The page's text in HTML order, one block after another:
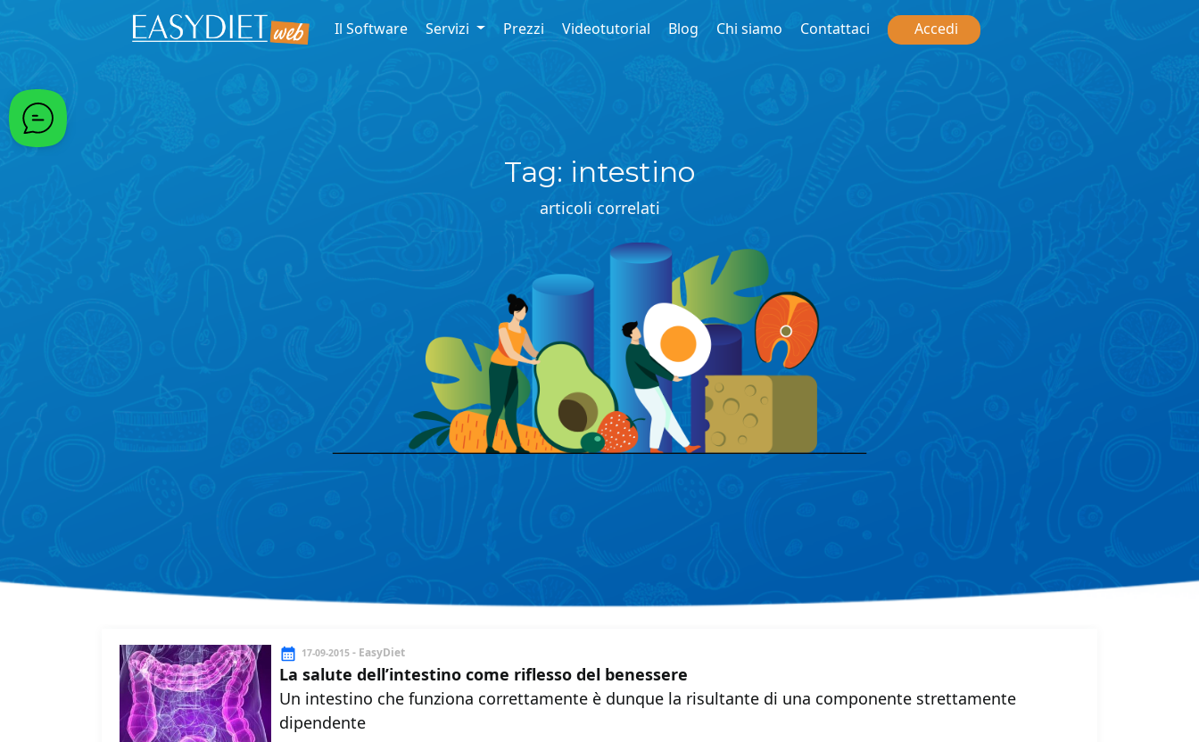
Passa al contenuto principale
Il Software
Servizi Prezzi Videotutorial Blog Chi siamo Contattaci Accedi
Tag: intestino
articoli correlati
17-09-2015 - EasyDiet
La salute dell’intestino come riflesso del benessere
Un intestino che funziona correttamente è dunque la risultante di una componente strettamente
dipendente